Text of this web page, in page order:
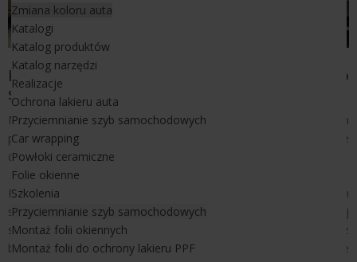
Zmiana koloru auta
Katalogi
Katalog produktów
Katalog narzędzi
Realizacje
Ochrona lakieru auta
Przyciemnianie szyb samochodowych
Car wrapping
Powłoki ceramiczne
Folie okienne
Szkolenia
Przyciemnianie szyb samochodowych
Montaż folii okiennych
Montaż folii do ochrony lakieru PPF
Kurs dla instalatorów z przyciemniania szyb
samochodowych
Nasze wieloletnie doświadczenie i tysiące realizacji obejmujących
przyciemnianie szyb samochodowych dały nam duże
doświadczenie, które jest niezbędne do szkolenia innych osób.
Podczas szkolenia kursant posiądzie wiedzę o kilku różnych
sposobach - metodach kurczenia folii przyciemniającej tylnej
szyby (na wodzie, na mydle, metoda z naciąganiem) jak również
będzie mieć okazję przetestować jak pracuję się na całej palecie